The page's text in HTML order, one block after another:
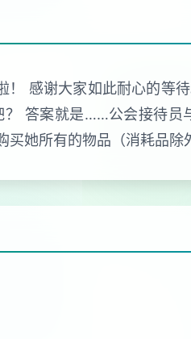
感谢大家如此耐心的等
答案就是……公会接待员
她所有的物品（消耗品除